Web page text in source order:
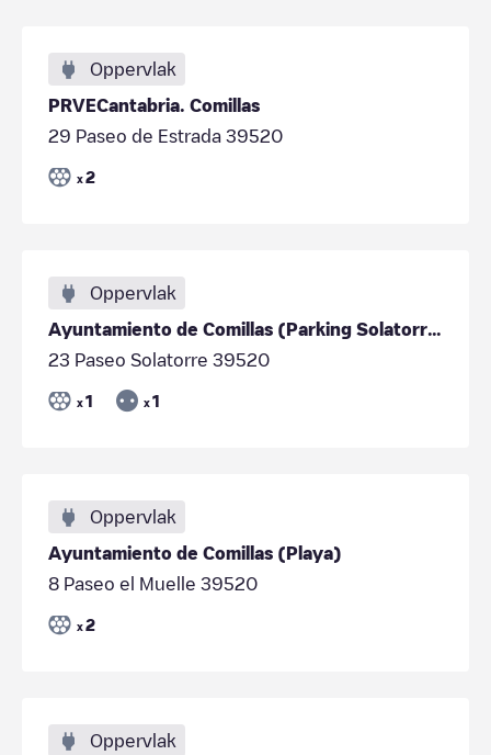
Oppervlak
PRVECantabria. Comillas
29 Paseo de Estrada 39520
x 2
Oppervlak
Ayuntamiento de Comillas (Parking Solatorre)
23 Paseo Solatorre 39520
x 1 x 1
Oppervlak
Ayuntamiento de Comillas (Playa)
8 Paseo el Muelle 39520
x 2
Oppervlak